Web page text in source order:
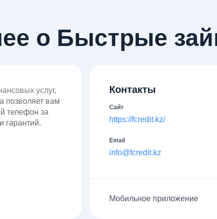
о Быстрые
услуг,
позволяет вам
телефон за
гарантий.
Контакты
Сайт
https://fcredit.kz/
Email
info@fcredit.kz
Мобильное приложение